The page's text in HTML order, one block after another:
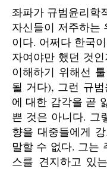
좌파가 규범윤리학
자신들이 저주하는
이다. 어쩌다 한국
자여야만 했던 것
이해하기 위해선
될 거다), 그런 규
에 대한 감각을 곧
쁜 것은 아니다. 그
향을 대중들에게
말할 수 없다. 그는
스를 견지하고 있